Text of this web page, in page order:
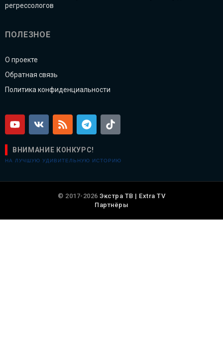
регрессологов
ПОЛЕЗНОЕ
О проекте
Обратная связь
Политика конфиденциальности
ВНИМАНИЕ КОНКУРС!
НА ЛУЧШУЮ УДИВИТЕЛЬНУЮ ИСТОРИЮ
© 2017-2026 Экстра ТВ | Extra TV
Партнёры